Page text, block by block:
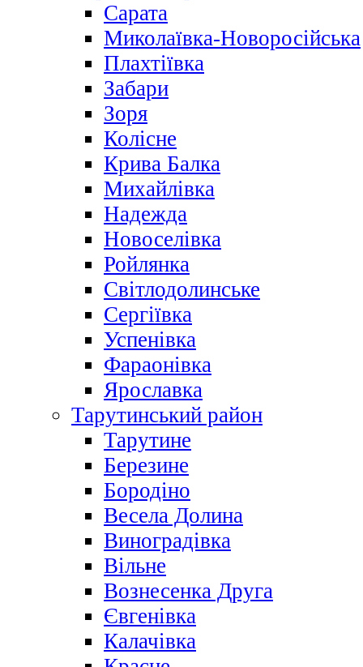
Сарата
Миколаївка-Новоросійська
Плахтіївка
Забари
Зоря
Колісне
Крива Балка
Михайлівка
Надежда
Новоселівка
Ройлянка
Світлодолинське
Сергіївка
Успенівка
Фараонівка
Ярославка
Тарутинський район
Тарутине
Березине
Бородіно
Весела Долина
Виноградівка
Вільне
Вознесенка Друга
Євгенівка
Калачівка